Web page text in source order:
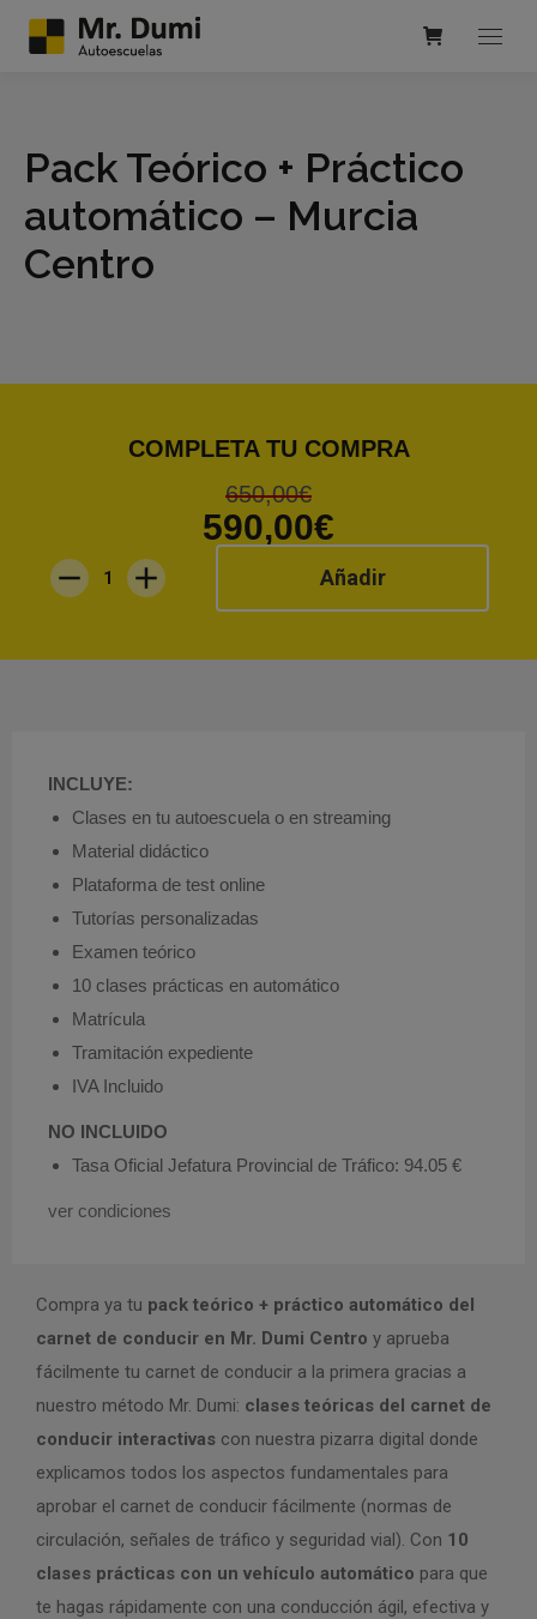
Pack Teórico + Práctico
automático – Murcia
Centro
INCLUYE:
Clases en tu autoescuela o en streaming
Material didáctico
Plataforma de test online
Tutorías personalizadas
Examen teórico
10 clases prácticas en automático
Matrícula
Tramitación expediente
IVA Incluido
NO INCLUIDO
Tasa Oficial Jefatura Provincial de Tráfico: 94.05 €
ver condiciones
Compra ya tu pack teórico + práctico automático del
carnet de conducir en Mr. Dumi Centro y aprueba
fácilmente tu carnet de conducir a la primera gracias a
nuestro método Mr. Dumi: clases teóricas del carnet de
conducir interactivas con nuestra pizarra digital donde
explicamos todos los aspectos fundamentales para
aprobar el carnet de conducir fácilmente (normas de
circulación, señales de tráfico y seguridad vial). Con 10
clases prácticas con un vehículo automático para que
te hagas rápidamente con una conducción ágil, efectiva y
COMPLETA TU COMPRA
650,00€
590,00€
Añadir